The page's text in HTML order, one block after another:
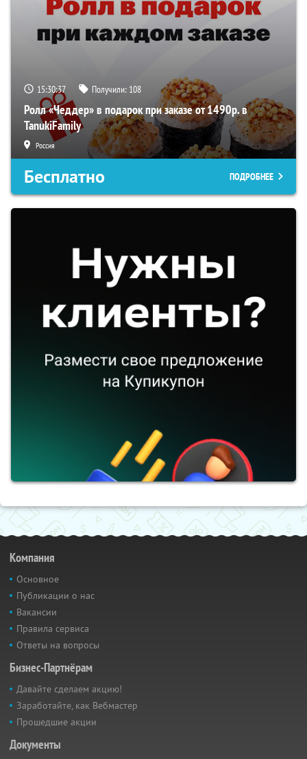
15:30:36 Получили: 108
Ролл «Чеддер» в подарок при заказе от 1490р. в
TanukiFamily
Россия
Бесплатно ПОДРОБНЕЕ
Компания
Основное
Публикации о нас
Вакансии
Правила сервиса
Ответы на вопросы
Бизнес-Партнёрам
Давайте сделаем акцию!
Заработайте, как Вебмастер
Прошедшие акции
Документы